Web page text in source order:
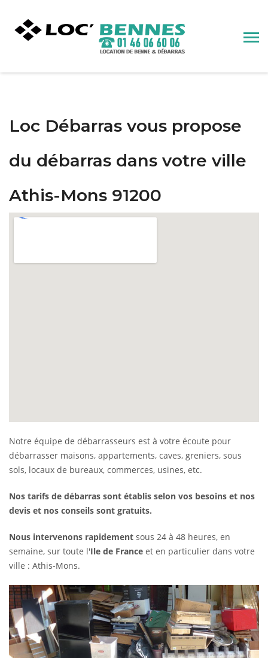
Loc Débarras vous propose
du débarras dans votre ville
Athis-Mons 91200
Notre équipe de débarrasseurs est à votre écoute pour
débarrasser maisons, appartements, caves, greniers, sous
sols, locaux de bureaux, commerces, usines, etc.
Nos tarifs de débarras sont établis selon vos besoins et nos
devis et nos conseils sont gratuits.
Nous intervenons rapidement sous 24 à 48 heures, en
semaine, sur toute l'Ile de France et en particulier dans votre
ville : Athis-Mons.